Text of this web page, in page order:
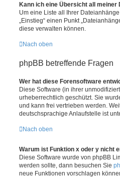
Kann ich eine Übersicht all meiner
Um eine Liste all Ihrer
„Einstieg“ einen Punkt
diese verwalten können.
Nach oben
phpBB betreffende Fragen
Wer hat diese Forensoftware
Diese Software (in ihrer
urheberrechtlich geschützt. Sie
und kann frei vertrieben werden.
deutschsprachige Anlaufstelle ist
Nach oben
Warum ist Funktion x oder y nicht
Diese Software wurde von phpBB
werden sollte, dann besuchen Sie
neue Funktionen vorschlagen